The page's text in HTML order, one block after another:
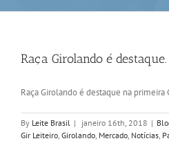
Raça Girolando é destaque.
Raça Girolando é destaque na
By Leite Brasil | janeiro 16th, 2018 |
Gir Leiteiro, Girolando, Mercado, Notícias,